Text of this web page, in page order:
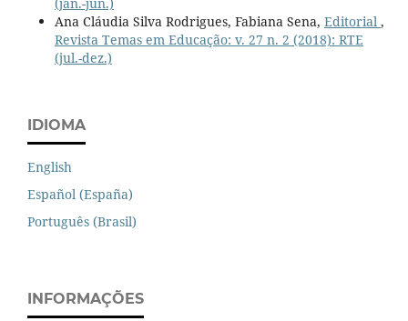
Ana Cláudia Silva Rodrigues, Fabiana Sena, Editorial ,
Revista Temas em Educação: v. 27 n. 2 (2018): RTE
(jul.-dez.)
IDIOMA
English
Español (España)
Português (Brasil)
INFORMAÇÕES